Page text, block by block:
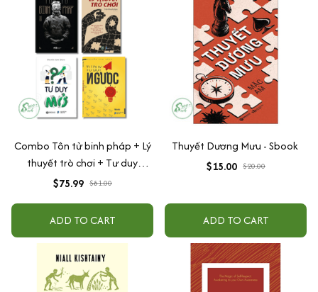
Combo Tôn tử binh pháp + Lý
thuyết trò chơi + Tư duy
ngược + Tư duy mở
$75.99 $81.00
ADD TO CART
Thuyết Dương Mưu - Sbook
$15.00 $20.00
ADD TO CART